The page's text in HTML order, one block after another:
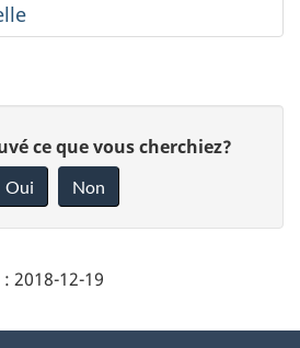
ce que vous cherchiez?
Oui Non
2018-12-19